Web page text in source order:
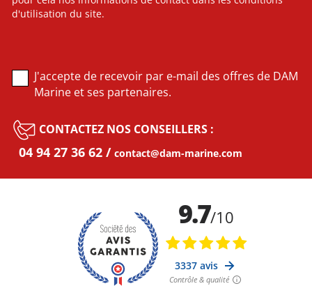
d'utilisation du site.
J'accepte de recevoir par e-mail des offres de DAM
Marine et ses partenaires.
CONTACTEZ NOS CONSEILLERS :
04 94 27 36 62 contact@dam-marine.com